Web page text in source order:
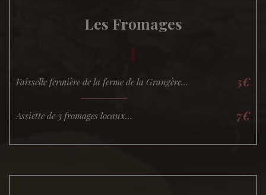
Les Fromages
Faisselle fermière de la ferme de la Grangère… 5€
Assiette de 3 fromages locaux… 7€